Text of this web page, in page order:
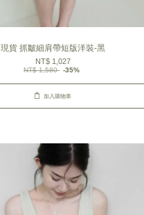
現貨 抓皺細肩帶短版洋裝-黑
NT$ 1,027
NT$ 1,580 -35%
加入購物車